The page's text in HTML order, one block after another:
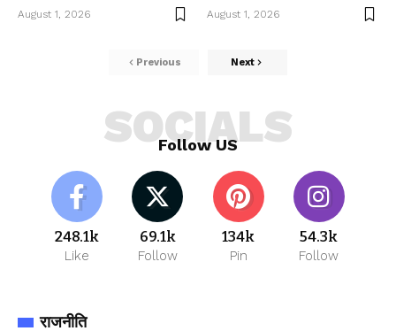
August 1, 2026 August 1, 2026
Previous Next
Follow US
SOCIALS
248.1k
Like
69.1k
Follow
134k
Pin
54.3k
Follow
राजनीति